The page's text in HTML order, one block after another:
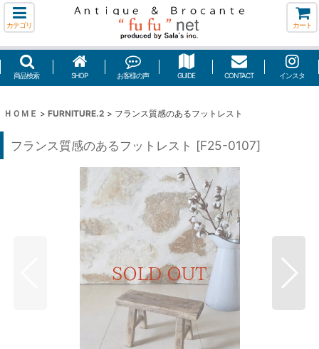
カテゴリ カート
商品検索 SHOP お客様の声 GUIDE CONTACT インスタ
ＨＯＭＥ > FURNITURE.2 > フランス質感のあるフットレスト
フランス質感のあるフットレスト [F25-0107]